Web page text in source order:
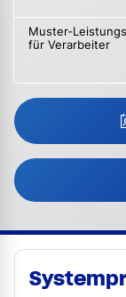
Muster-
für Verarbeiter